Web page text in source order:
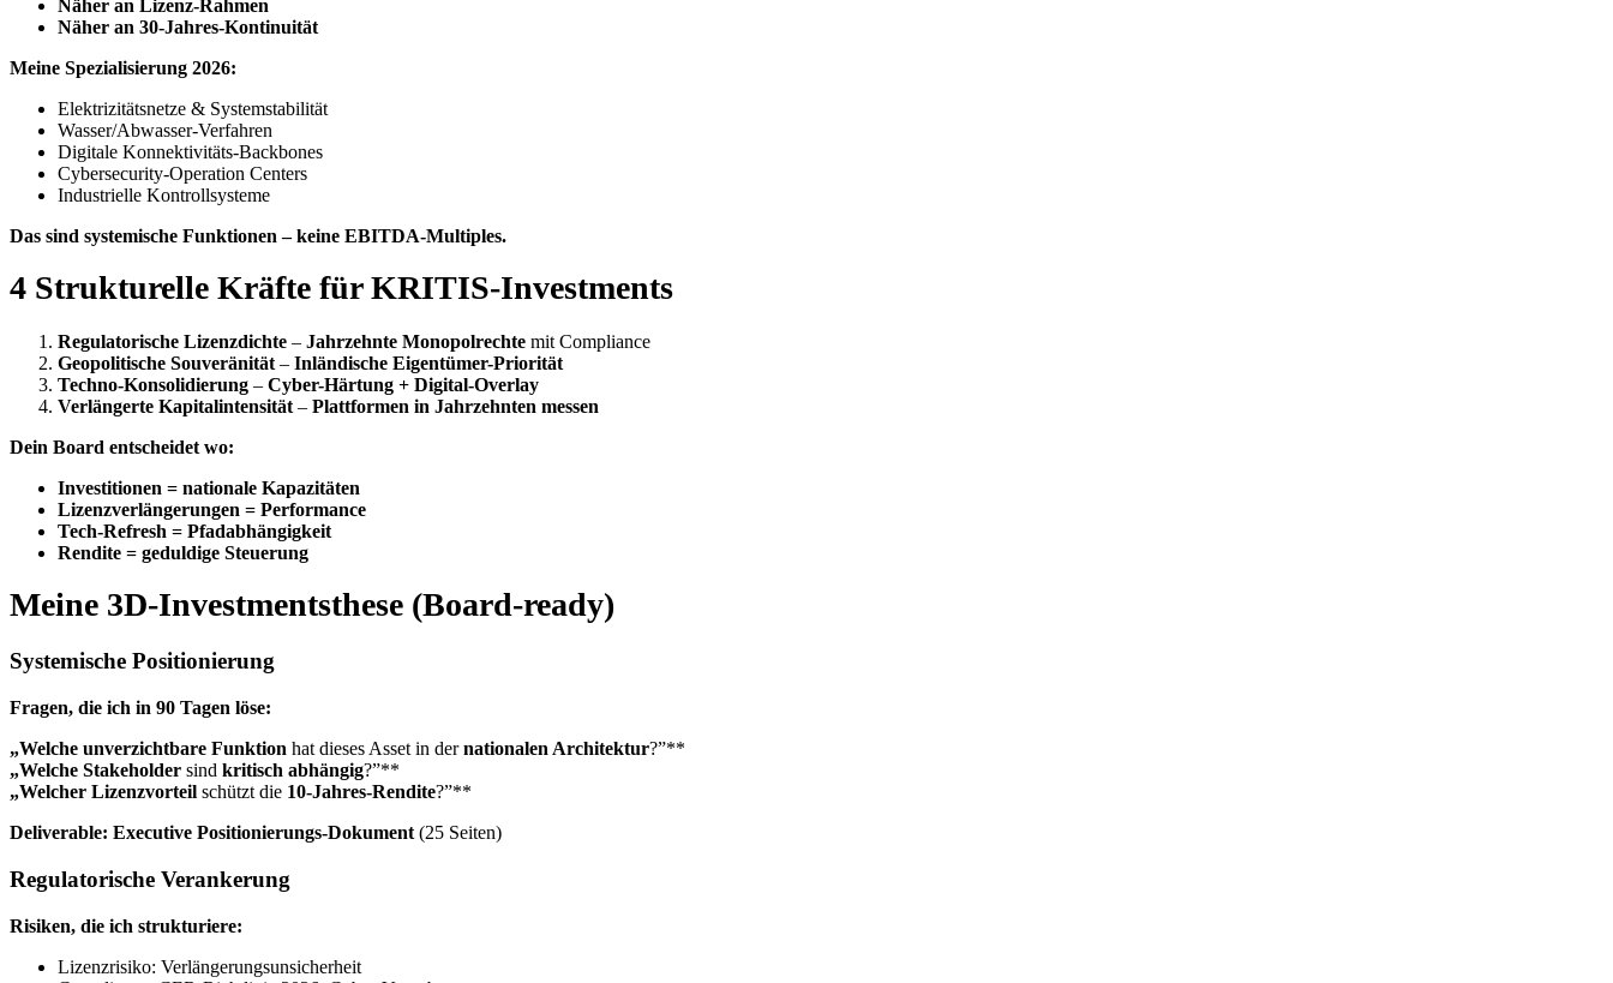
Näher an Lizenz-Rahmen
Näher an 30-Jahres-Kontinuität
Meine Spezialisierung 2026:
Elektrizitätsnetze & Systemstabilität
Wasser/Abwasser-Verfahren
Digitale Konnektivitäts-Backbones
Cybersecurity-Operation Centers
Industrielle Kontrollsysteme
Das sind systemische Funktionen – keine EBITDA-Multiples.
4 Strukturelle Kräfte für KRITIS-Investments
Regulatorische Lizenzdichte – Jahrzehnte Monopolrechte mit Compliance
Geopolitische Souveränität – Inländische Eigentümer-Priorität
Techno-Konsolidierung – Cyber-Härtung + Digital-Overlay
Verlängerte Kapitalintensität – Plattformen in Jahrzehnten messen
Dein Board entscheidet wo:
Investitionen = nationale Kapazitäten
Lizenzverlängerungen = Performance
Tech-Refresh = Pfadabhängigkeit
Rendite = geduldige Steuerung
Meine 3D-Investmentsthese (Board-ready)
Systemische Positionierung
Fragen, die ich in 90 Tagen löse:
„Welche unverzichtbare Funktion hat dieses Asset in dernationalen Architektur?”**
„Welche Stakeholder sind kritisch abhängig?”**
„Welcher Lizenzvorteil schützt die 10-Jahres-Rendite?”**
Deliverable: Executive Positionierungs-Dokument (25 Seiten)
Regulatorische Verankerung
Risiken, die ich strukturiere:
Lizenzrisiko: Verlängerungsunsicherheit